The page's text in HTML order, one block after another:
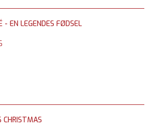
- EN LEGENDES FØDSEL
CHRISTMAS